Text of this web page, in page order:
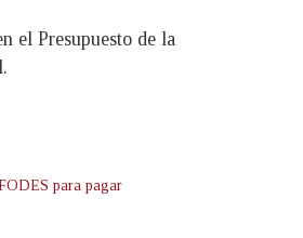
el Presupuesto de la
para pagar